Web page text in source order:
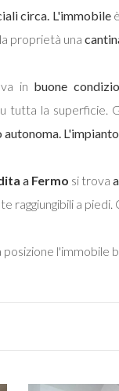
circa. L'immobile
proprietà una
in buone
tutta la superficie.
autonoma.
a Fermo si trova
raggiungibili a
l'immobile